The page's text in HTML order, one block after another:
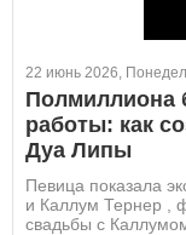
22 июнь 2026,
Полмиллиона
работы: как
Дуа Липы
Певица показала
и Каллум Тернер ,
свадьбы с